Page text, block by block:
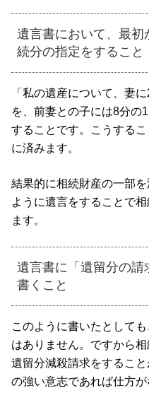
遺言書において、最初
続分の指定をすること
「私の遺産について、妻
を、前妻との子には8分の
することです。こうする
に済みます。
結果的に相続財産の一部
ように遺言をすることで
ます。
遺言書に「遺留分の請
書くこと
このように書いたとして
はありません。ですから
遺留分減殺請求をするこ
の強い意志であれば仕方